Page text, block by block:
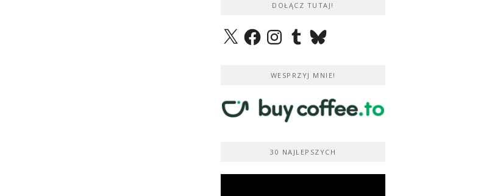
DOŁĄCZ TUTAJ!
X FacebookInstagramTumblrBluesky
WESPRZYJ MNIE!
30 NAJLEPSZYCH